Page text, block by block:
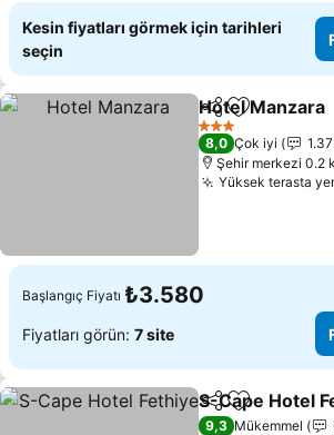
Kesin fiyatları görmek için tarihleri
seçin
Paylaş
Hotel Manzara
3 Yıldız
8,0 Çok iyi
Şehir merkezi 0.2
Yüksek terasta
Başlangıç Fiyatı ₺3.580
Fiyatları görün: 7 site
Paylaş
S-Cape Hotel
9,3 Mükemmel